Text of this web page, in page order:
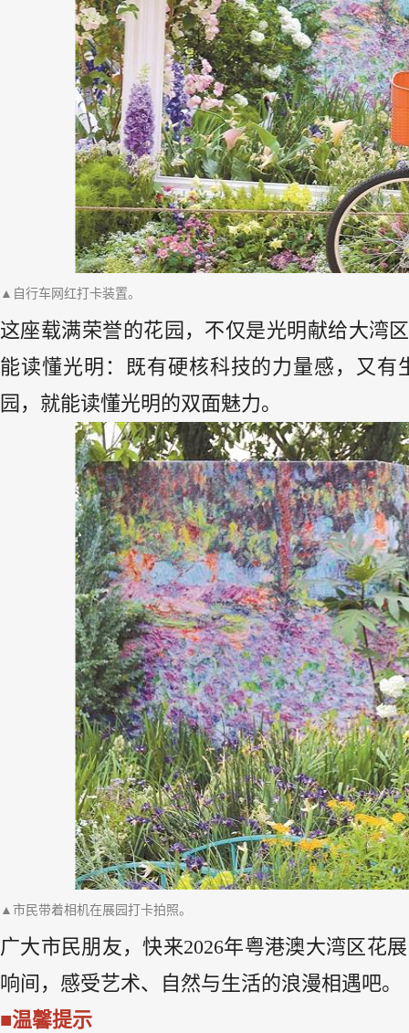
▲自行车网红打卡装置。
这座载满荣誉的花园，不仅是光明献给大湾
能读懂光明：既有硬核科技的力量感，又
园，就能读懂光明的双面魅力。
▲市民带着相机在展园打卡拍照。
广大市民朋友，快来2026年粤港澳大湾区花
响间，感受艺术、自然与生活的浪漫相遇吧。
■温馨提示